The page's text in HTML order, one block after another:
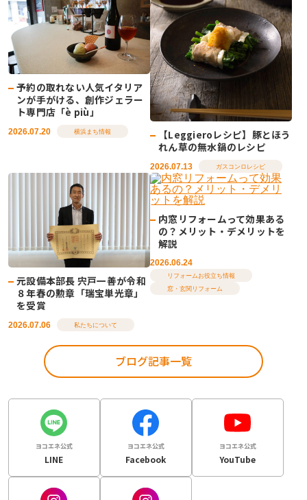
予約の取れない人気イタリア
ンが手がける、創作ジェラー
ト専門店「è più」
2026.07.20 横浜まち情報
【Leggieroレシピ】豚とほう
れん草の無水鍋のレシピ
2026.07.13 ガスコンロレシピ
元設備本部長 宍戸一善が令和
８年春の勲章「瑞宝単光章」
を受賞
2026.07.06 私たちについて
内窓リフォームって効果ある
の？メリット・デメリットを
解説
2026.06.24
リフォームお役立ち情報
窓・玄関リフォーム
ブログ記事一覧
ヨコエネ公式
LINE
ヨコエネ公式
Facebook
ヨコエネ公式
YouTube